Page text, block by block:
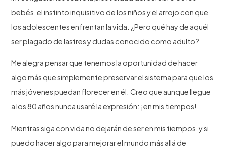
bebés, el instinto inquisitivo de los niños y el arrojo con que
los adolescentes enfrentan la vida. ¿Pero qué hay de aquél
ser plagado de lastres y dudas conocido como adulto?
Me alegra pensar que tenemos la oportunidad de hacer
algo más que simplemente preservar el sistema para que los
más jóvenes puedan florecer en él. Creo que aunque llegue
a los 80 años nunca usaré la expresión: ¡en mis tiempos!
Mientras siga con vida no dejarán de ser en mis tiempos, y si
puedo hacer algo para mejorar el mundo más allá de